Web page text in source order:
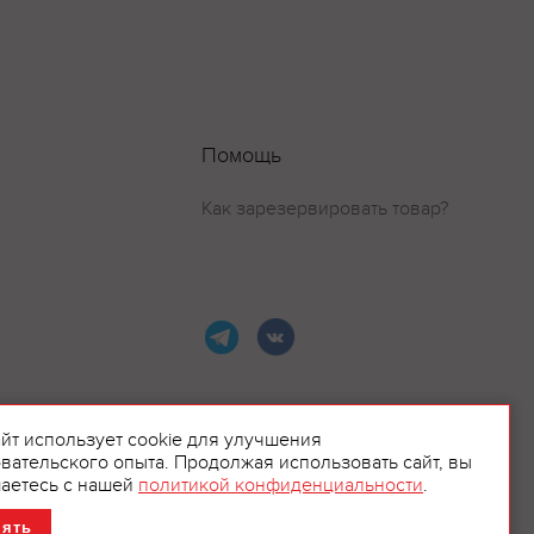
Помощь
Как зарезервировать товар?
использует cookie для улучшения
опыта. Продолжая использовать сайт, вы
с нашей политикой конфиденциальности.